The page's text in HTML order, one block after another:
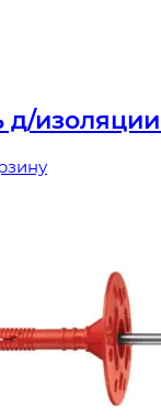
изоляции